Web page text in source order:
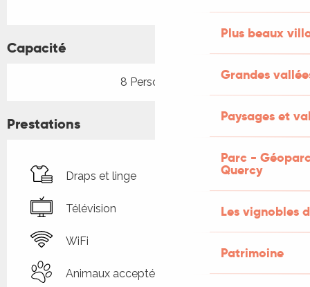
Plus beaux
Grandes
Paysages et
Parc -
Quercy
Les vignobles
Patrimoine
Capacité
8 Personne(s)
Prestations
Draps et linge
Télévision
WiFi
Animaux acceptés